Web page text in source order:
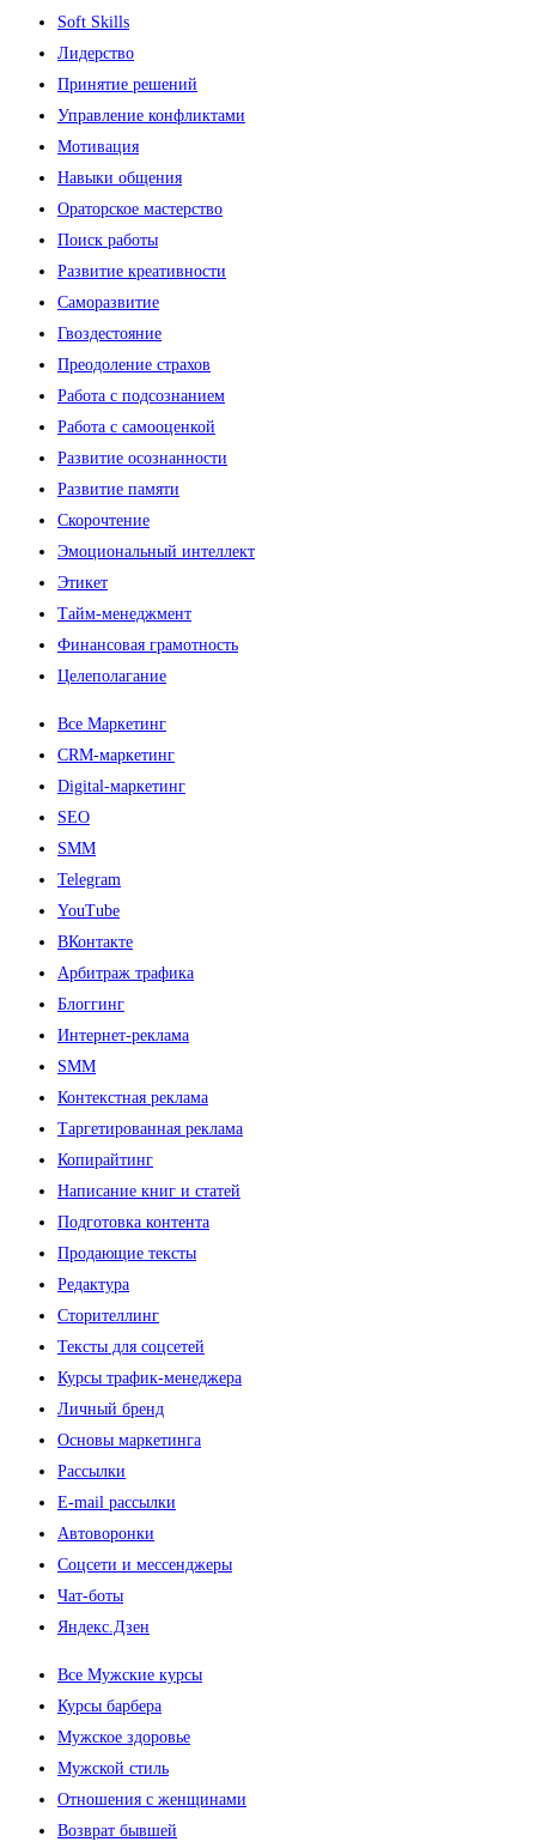
Soft Skills
Лидерство
Принятие решений
Управление конфликтами
Мотивация
Навыки общения
Ораторское мастерство
Поиск работы
Развитие креативности
Саморазвитие
Гвоздестояние
Преодоление страхов
Работа с подсознанием
Работа с самооценкой
Развитие осознанности
Развитие памяти
Скорочтение
Эмоциональный интеллект
Этикет
Тайм-менеджмент
Финансовая грамотность
Целеполагание
Все Маркетинг
CRM-маркетинг
Digital-маркетинг
SEO
SMM
Telegram
YouTube
ВКонтакте
Арбитраж трафика
Блоггинг
Интернет-реклама
SMM
Контекстная реклама
Таргетированная реклама
Копирайтинг
Написание книг и статей
Подготовка контента
Продающие тексты
Редактура
Сторителлинг
Тексты для соцсетей
Курсы трафик-менеджера
Личный бренд
Основы маркетинга
Рассылки
E-mail рассылки
Автоворонки
Соцсети и мессенджеры
Чат-боты
Яндекс.Дзен
Все Мужские курсы
Курсы барбера
Мужское здоровье
Мужской стиль
Отношения с женщинами
Возврат бывшей